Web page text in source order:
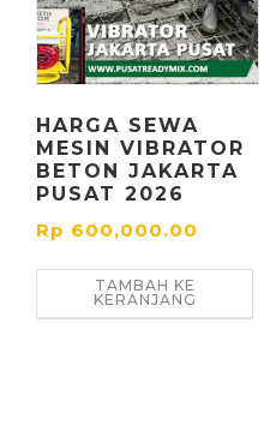
HARGA SEWA
MESIN VIBRATOR
BETON JAKARTA
PUSAT 2026
Rp 600,000.00
TAMBAH KE
KERANJANG